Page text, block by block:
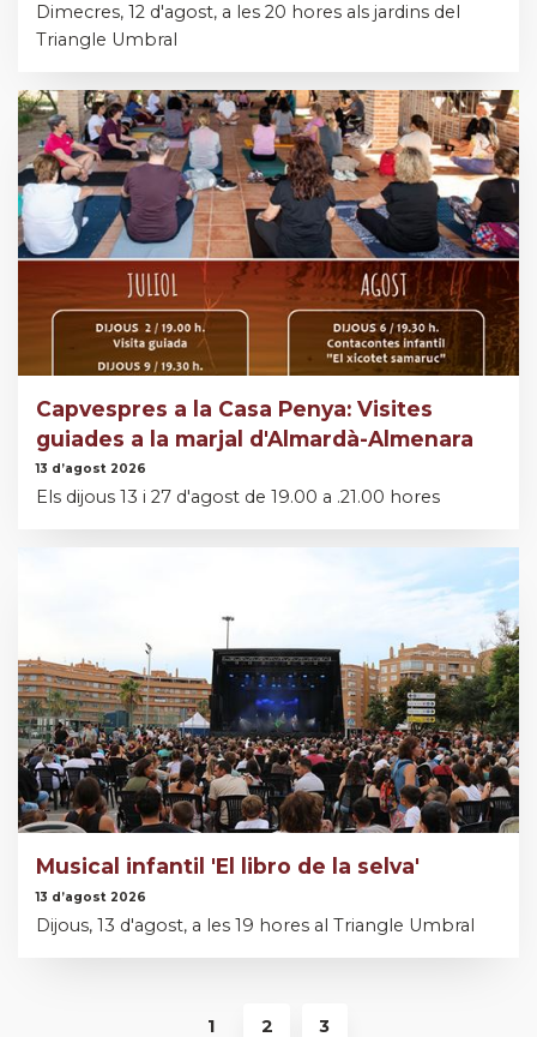
Dimecres, 12 d'agost, a les 20 hores als jardins del
Triangle Umbral
Capvespres a la Casa Penya: Visites
guiades a la marjal d'Almardà-Almenara
13 d’agost 2026
Els dijous 13 i 27 d'agost de 19.00 a .21.00 hores
Musical infantil 'El libro de la selva'
13 d’agost 2026
Dijous, 13 d'agost, a les 19 hores al Triangle Umbral
1 2 3